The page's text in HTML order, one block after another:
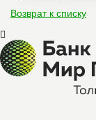
Возврат к списку